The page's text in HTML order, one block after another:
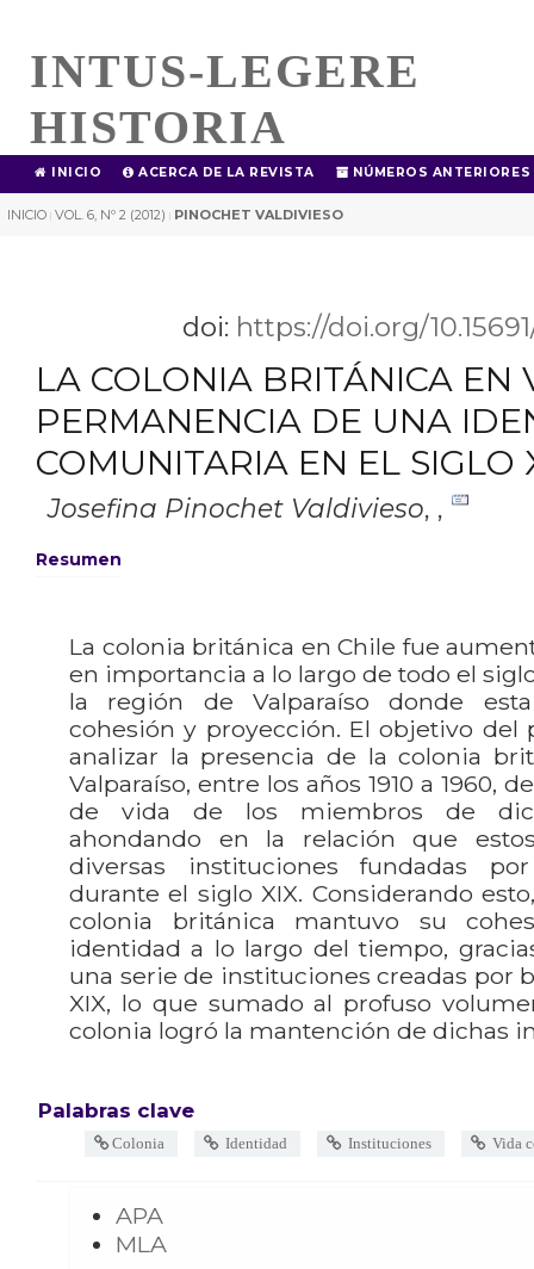
INTUS-LEGERE
HISTORIA
INICIO ACERCA DE LA REVISTA NÚMEROS ANTERIORES
INICIO | VOL. 6, Nº 2 (2012) | PINOCHET VALDIVIESO
doi: https://doi.org/
LA COLONIA BRITÁNICA EN
PERMANENCIA DE UNA
COMUNITARIA EN EL SIGLO
Josefina Pinochet Valdivieso, ,
Resumen
La colonia británica en Chile fue
en importancia a lo largo de todo el
la región de Valparaíso donde
cohesión y proyección. El objetivo del
analizar la presencia de la colonia
Valparaíso, entre los años 1910 a 1960,
de vida de los miembros de
ahondando en la relación que
diversas instituciones fundadas
durante el siglo XIX. Considerando
colonia británica mantuvo su
identidad a lo largo del tiempo,
una serie de instituciones creadas por
XIX, lo que sumado al profuso
colonia logró la mantención de dichas
Palabras clave
Colonia Identidad Instituciones Vida
APA
MLA